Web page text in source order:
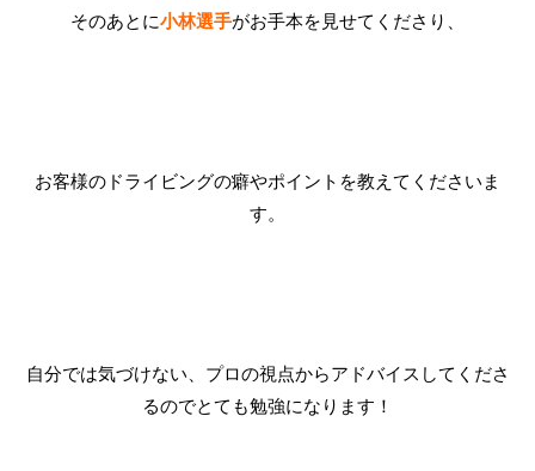
そのあとに小林選手がお手本を見せてくださり、
お客様のドライビングの癖やポイントを教えてくださいま
す。
自分では気づけない、プロの視点からアドバイスしてくださ
るのでとても勉強になります！